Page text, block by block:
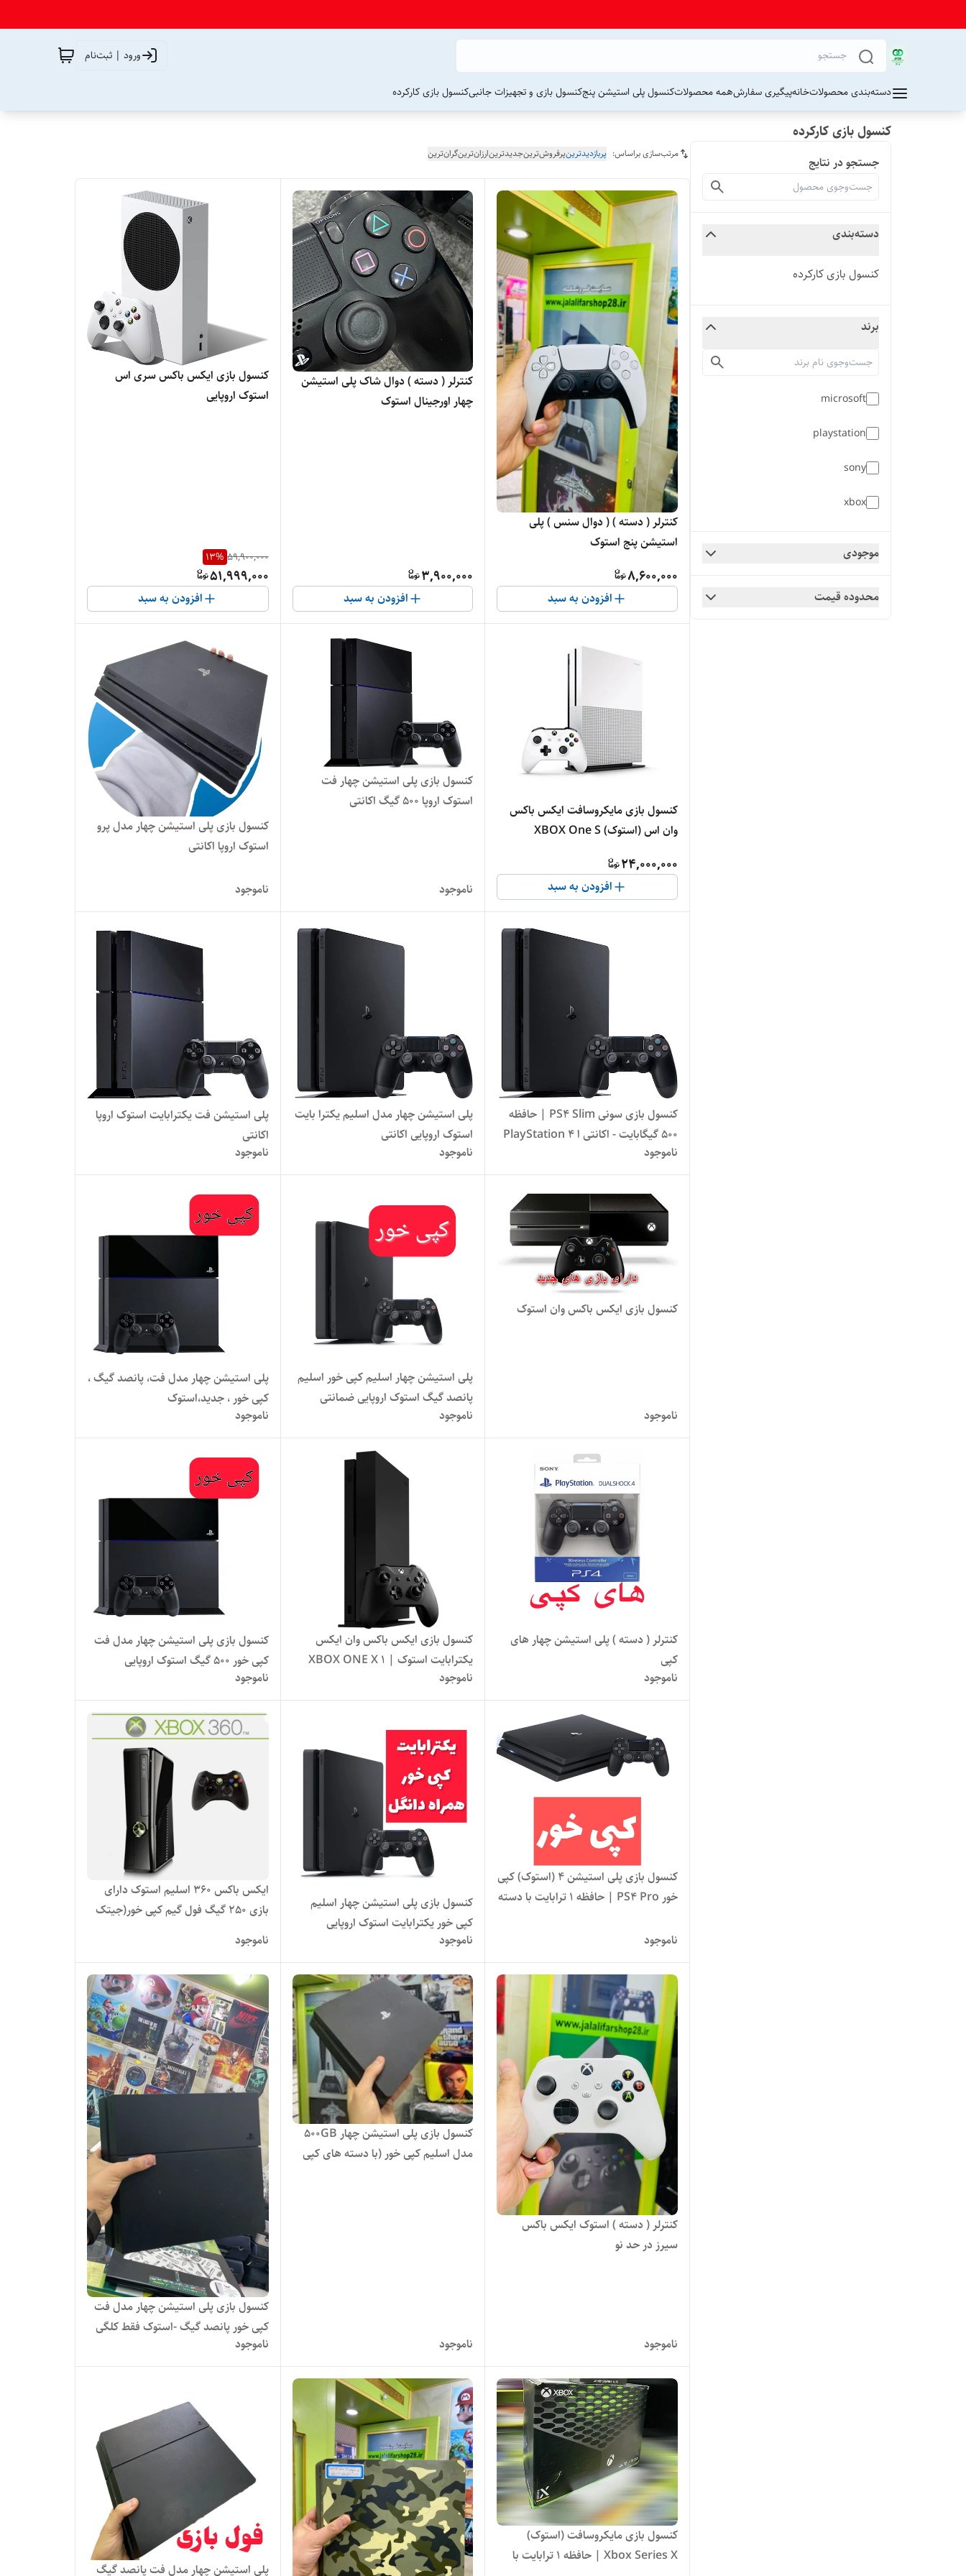
ورود | ثبت‌نام
دسته‌بندی محصولاتخانهپیگیری سفارشهمه محصولاتکنسول پلی استیشن پنجکنسول بازی و تجهیزات جانبیکنسول بازی کارکرده
کنسول بازی کارکرده
جستجو در نتایج
دسته‌بندی
کنسول بازی کارکرده
برند
microsoft
playstation
sony
xbox
موجودی
محدوده قیمت
مرتب‌سازی براساس: پربازدیدترینپرفروش‌ترینجدیدترینارزان‌ترینگران‌ترین
کنترلر ( دسته ) ( دوال سنس ) پلی
استیشن پنج استوک
8,600,000
افزودن به سبد
کنترلر ( دسته ) دوال شاک پلی استیشن
چهار اورجینال استوک
3,900,000
افزودن به سبد
کنسول بازی ایکس باکس سری اس
استوک اروپایی
59,900,000
13%
51,999,000
افزودن به سبد
کنسول بازی مایکروسافت ایکس باکس
وان اس (استوک) XBOX One S
24,000,000
افزودن به سبد
کنسول بازی پلی استیشن چهار فت
استوک اروپا ۵۰۰ گیگ اکانتی
ناموجود
کنسول بازی پلی استیشن چهار مدل پرو
استوک اروپا اکانتی
ناموجود
کنسول بازی سونی PS4 Slim | حافظه
500 گیگابایت - اکانتی ا PlayStation 4
Slim 500 GB
ناموجود
پلی استیشن چهار مدل اسلیم یکترا بایت
استوک اروپایی اکانتی
ناموجود
پلی استیشن فت یکترابایت استوک اروپا
اکانتی
ناموجود
کنسول بازی ایکس باکس وان استوک
ناموجود
پلی استیشن چهار اسلیم کپی خور اسلیم
پانصد گیگ استوک اروپایی ضمانتی
ناموجود
پلی استیشن چهار مدل فت، پانصد گیگ ،
کپی خور ، جدید،استوک
ناموجود
کنترلر ( دسته ) پلی استیشن چهار های
کپی
ناموجود
کنسول بازی ایکس باکس وان ایکس
یکترابایت استوک | XBOX ONE X 1
TB STOCK
ناموجود
کنسول بازی پلی استیشن چهار مدل فت
کپی خور 500 گیگ استوک اروپایی
ناموجود
کنسول بازی پلی استیشن 4 (استوک) کپی
خور PS4 Pro | حافظه 1 ترابایت با دسته
ناموجود
کنسول بازی پلی استیشن چهار اسلیم
کپی خور یکترابایت استوک اروپایی
ناموجود
ایکس باکس ۳۶۰ اسلیم استوک دارای
بازی 250 گیگ فول گیم کپی خور(جیتک
ناموجود
کنترلر ( دسته ) استوک ایکس باکس
سیرز در حد نو
ناموجود
کنسول بازی پلی استیشن چهار 500GB
مدل اسلیم کپی خور (با دسته های کپی
ناموجود
کنسول بازی پلی استیشن چهار مدل فت
کپی خور پانصد گیگ -استوک فقط کلگی
خالی
ناموجود
کنسول بازی مایکروسافت (استوک)
Xbox Series X | حافظه 1 ترابایت با
پلی استیشن چهار مدل فت پانصد گیگ